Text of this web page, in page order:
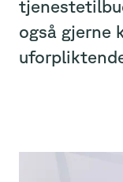
også gjerne